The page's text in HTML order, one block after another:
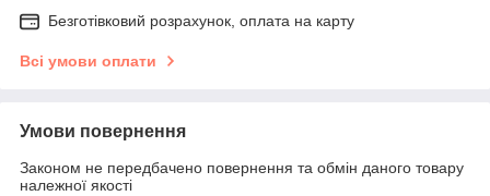
Безготівковий розрахунок, оплата на карту
Всі умови оплати
Умови повернення
Законом не передбачено повернення та обмін даного товару
належної якості